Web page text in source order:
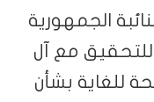
الجمهورية
للتحقيق مع آل
للغاية بشأن